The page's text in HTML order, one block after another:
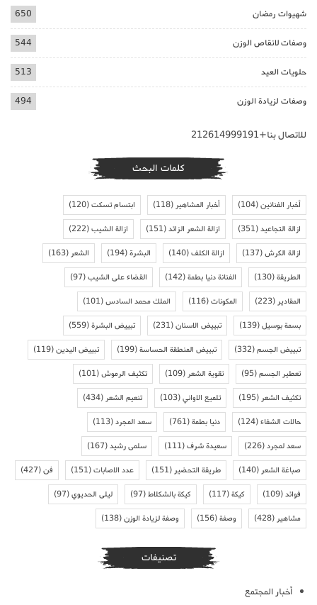
شهيوات رمضان 650
وصفات لانقاص الوزن 544
حلويات العيد 513
وصفات لزيادة الوزن 494
للاتصال بنا+212614999191
كلمات البحث
أخبار الفنانين(104) أخبار المشاهير(118) ابتسام تسكت(120)
ازالة التجاعيد(351) ازالة الشعر الزائد(151) ازالة الشيب(222)
ازالة الكرش(137) ازالة الكلف(140) البشرة(194) الشعر(163)
الطريقة(130) الفنانة دنيا بطمة(142) القضاء على الشيب(97)
المقادير(223) المكونات(116) الملك محمد السادس(101)
بسمة بوسيل(139) تبييض الاسنان(231) تبييض البشرة(559)
تبييض الجسم(332) تبييض المنطقة الحساسة(199) تبييض اليدين(119)
تعطير الجسم(95) تقوية الشعر(109) تكثيف الرموش(101)
تكثيف الشعر(195) تلميع الاواني(103) تنعيم الشعر(434)
حالات الشفاء(124) دنيا بطمة(761) سعد المجرد(113)
سعد لمجرد(226) سعيدة شرف(111) سلمى رشيد(167)
صباغة الشعر(140) طريقة التحضير(151) عدد الاصابات(151) فن(427)
فوائد(109) كيكة(117) كيكة بالشكلاط(97) ليلى الحديوي(97)
مشاهير(428) وصفة(156) وصفة لزيادة الوزن(138)
تصنيفات
أخبار المجتمع